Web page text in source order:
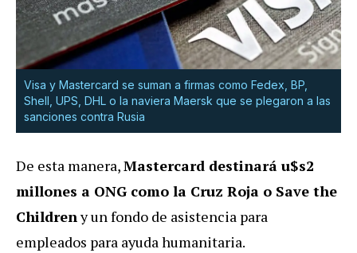
Visa y Mastercard se suman a firmas como Fedex, BP,
Shell, UPS, DHL o la naviera Maersk que se plegaron a las
sanciones contra Rusia
De esta manera,Mastercard destinará u$s2
millones a ONG como la Cruz Roja o Save the
Childreny un fondo de asistencia para
empleados para ayuda humanitaria.